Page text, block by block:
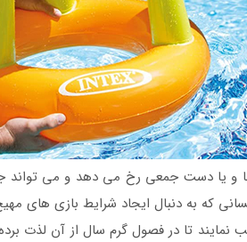
یا دست جمعی رخ می دهد و می تواند
که به دنبال ایجاد شرایط بازی های
نمایند تا در فصول گرم سال از آن لذت